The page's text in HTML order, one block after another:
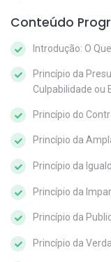
Conteúdo
Introdução: O
Princípio da
Culpabilidade ou
Princípio do
Princípio da
Princípio da
Princípio da
Princípio da
Princípio da